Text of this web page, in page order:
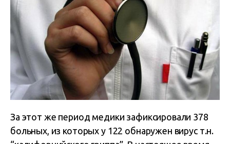
За этот же период медики зафиксировали 378
больных, из которых у 122 обнаружен вирус т.н.